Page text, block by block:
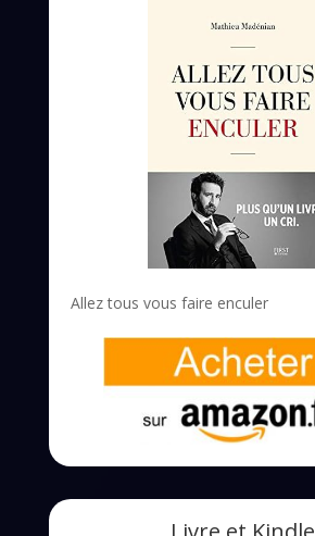
Allez tous vous faire enculer